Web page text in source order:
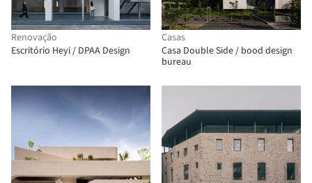
Renovação
Escritório Heyi / DPAA Design
Casas
Casa Double Side / bood design
bureau